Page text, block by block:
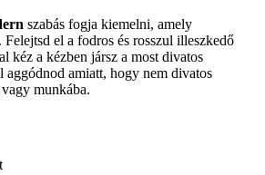
szabás fogja kiemelni, amely
el a fodros és rosszul illeszkedő
kéz a kézben jársz a most divatos
amiatt, hogy nem divatos
munkába.